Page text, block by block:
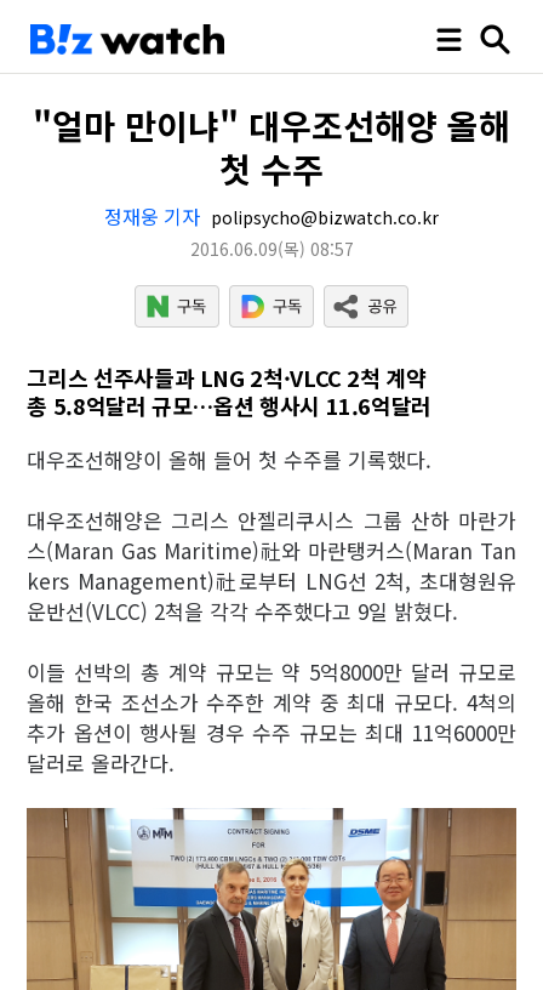
"얼마 만이냐" 대우조선해양 올해
첫 수주
정재웅 기자 polipsycho@bizwatch.co.kr
2016.06.09(목) 08:57
그리스 선주사들과 LNG 2척·VLCC 2척 계약
총 5.8억달러 규모…옵션 행사시 11.6억달러
대우조선해양이 올해 들어 첫 수주를 기록했다.
대우조선해양은 그리스 안젤리쿠시스 그룹 산하 마란가
스(Maran Gas Maritime)社와 마란탱커스(Maran Tan
kers Management)社로부터 LNG선 2척, 초대형원유
운반선(VLCC) 2척을 각각 수주했다고 9일 밝혔다.
이들 선박의 총 계약 규모는 약 5억8000만 달러 규모로
올해 한국 조선소가 수주한 계약 중 최대 규모다. 4척의
추가 옵션이 행사될 경우 수주 규모는 최대 11억6000만
달러로 올라간다.